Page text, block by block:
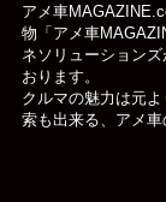
アメ車
物「アメ車
ネソリューション
おります。
クルマの魅力は元
索も出来る、アメ車